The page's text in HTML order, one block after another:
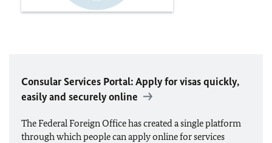
Consular Services Portal: Apply for visas quickly,
easily and securely online
The Federal Foreign Office has created a single platform
through which people can apply online for services